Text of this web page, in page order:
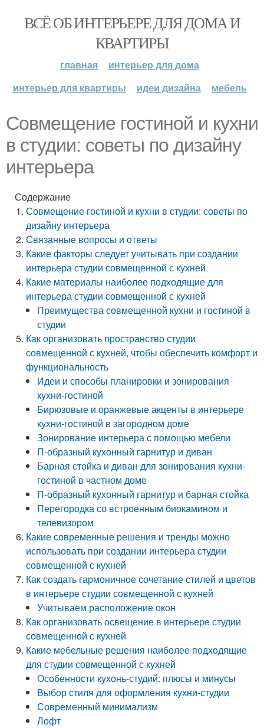
ВСЁ ОБ ИНТЕРЬЕРЕ ДЛЯ ДОМА И
КВАРТИРЫ
главная
интерьер для дома
интерьер для квартиры
идеи дизайна мебель
Совмещение гостиной и кухни
в студии: советы по дизайну
интерьера
Содержание
Совмещение гостиной и кухни в студии: советы по
дизайну интерьера
Связанные вопросы и ответы
Какие факторы следует учитывать при создании
интерьера студии совмещенной с кухней
Какие материалы наиболее подходящие для
интерьера студии совмещенной с кухней
Преимущества совмещенной кухни и гостиной в
студии
Как организовать пространство студии
совмещенной с кухней, чтобы обеспечить комфорт и
функциональность
Идеи и способы планировки и зонирования
кухни-гостиной
Бирюзовые и оранжевые акценты в интерьере
кухни-гостиной в загородном доме
Зонирование интерьера с помощью мебели
П-образный кухонный гарнитур и диван
Барная стойка и диван для зонирования кухни-
гостиной в частном доме
П-образный кухонный гарнитур и барная стойка
Перегородка со встроенным биокамином и
телевизором
Какие современные решения и тренды можно
использовать при создании интерьера студии
совмещенной с кухней
Как создать гармоничное сочетание стилей и цветов
в интерьере студии совмещенной с кухней
Учитываем расположение окон
Как организовать освещение в интерьере студии
совмещенной с кухней
Какие мебельные решения наиболее подходящие
для студии совмещенной с кухней
Особенности кухонь-студий: плюсы и минусы
Выбор стиля для оформления кухни-студии
Современный минимализм
Лофт